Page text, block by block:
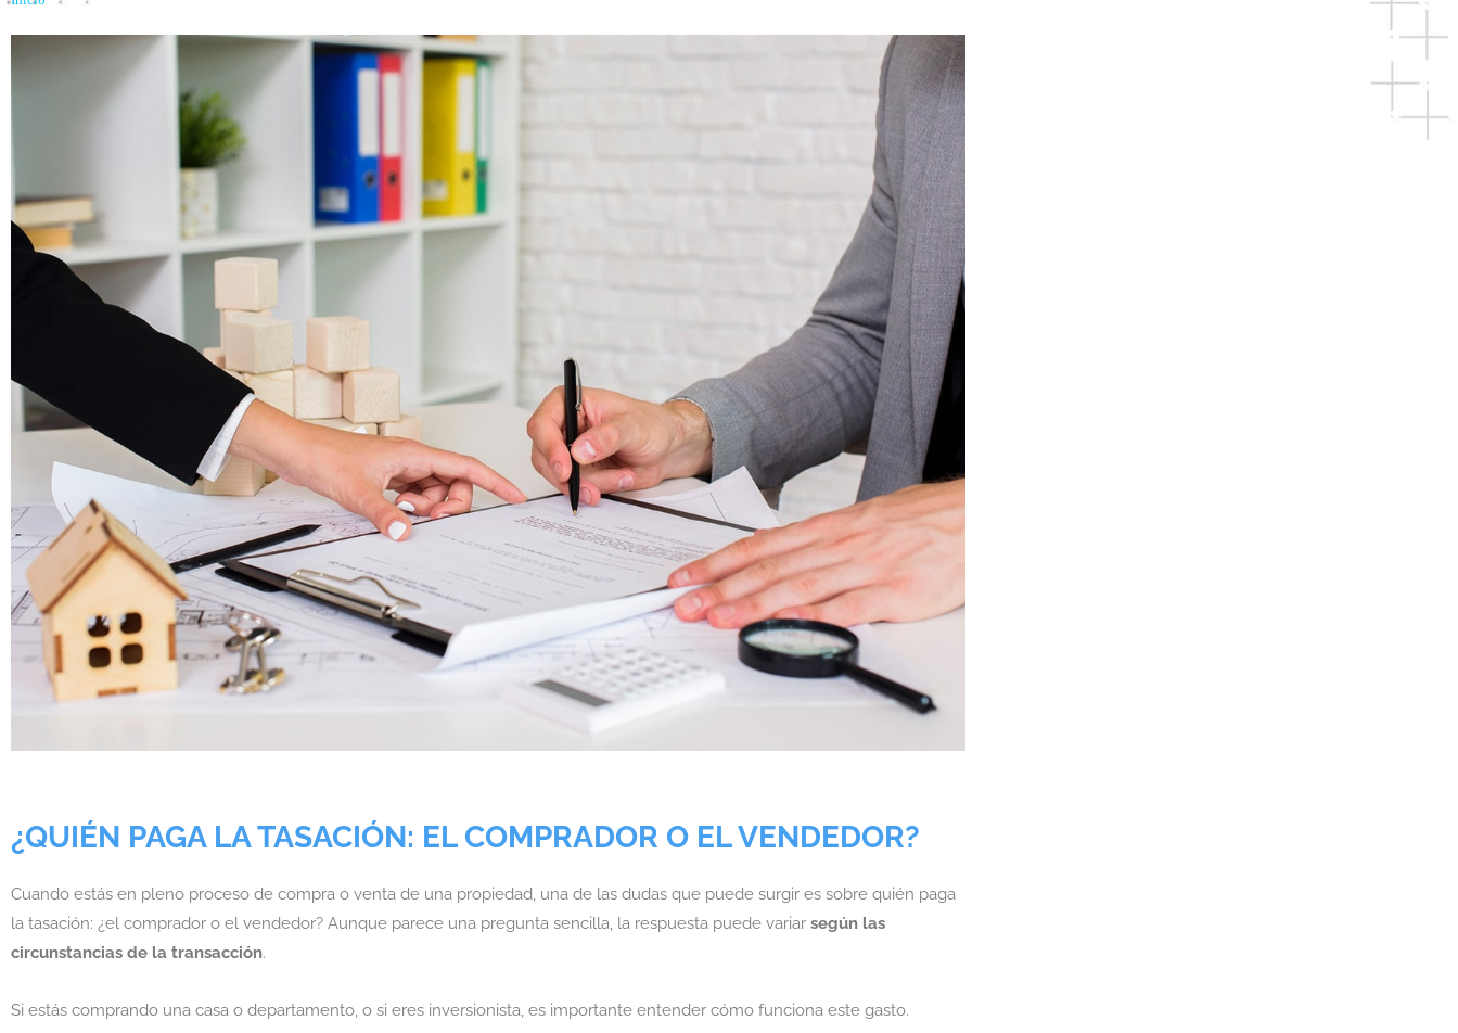
¿QUIÉN PAGA LA TASACIÓN: EL COMPRADOR O EL VENDEDOR?
Cuando estás en pleno proceso de compra o venta de una propiedad, una de las dudas que puede surgir es sobre quién paga
la tasación: ¿el comprador o el vendedor? Aunque parece una pregunta sencilla, la respuesta puede variar según las
circunstancias de la transacción.
Si estás comprando una casa o departamento, o si eres inversionista, es importante entender cómo funciona este gasto.